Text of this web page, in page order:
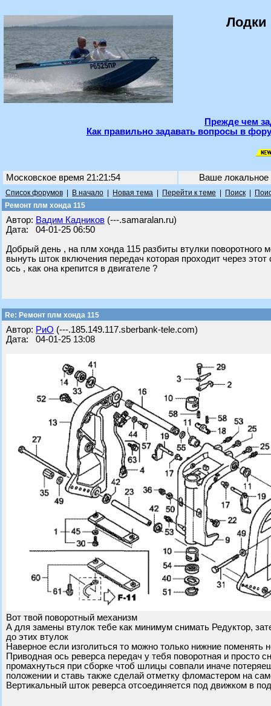
Лодки
Прежде чем
Как правильно задавать вопросы в
Московское время 21:21:54 Ваше
Список форумов В начало Новая тема Перейти к теме Поиск
Ремонт плм хонда 115
Автор: Вадим Кадников (---.samaralan.ru)
Дата: 04-01-25 06:50
Добрый день , на плм хонда 115 разбиты втулки поворотного
вынуть шток включения передач которая проходит через
ось , как она крепится в двигателе ?
Re: Ремонт плм хонда 115
Автор: РиО (---.185.149.117.sberbank-tele.com)
Дата: 04-01-25 13:08
Вот твой поворотный механизм
А для замены втулок тебе как минимум снимать Редуктор,
до этих втулок
Наверное если изголиться то можно только нижние поменять
Приводная ось реверса передач у тебя поворотная и просто
промахнуться при сборке чтоб шлицы совпали иначе
положении и ставь также сделай отметку фломастером на
Вертикальный шток реверса отсоединяется под движком в